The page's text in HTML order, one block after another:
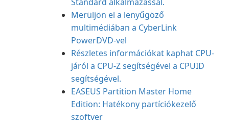
Merüljön el a lenyűgöző
multimédiában a CyberLink
PowerDVD-vel
Részletes információkat kaphat CPU-
járól a CPU-Z segítségével a CPUID
segítségével.
EASEUS Partition Master Home
Edition: Hatékony partíciókezelő
szoftver